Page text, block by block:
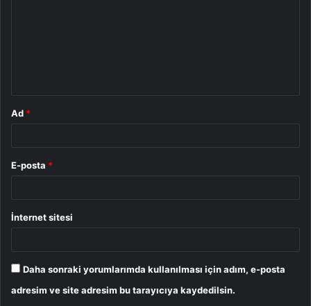
Ad *
E-posta *
İnternet sitesi
Daha sonraki yorumlarımda kullanılması için adım, e-posta
adresim ve site adresim bu tarayıcıya kaydedilsin.